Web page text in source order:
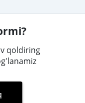
qoldiring